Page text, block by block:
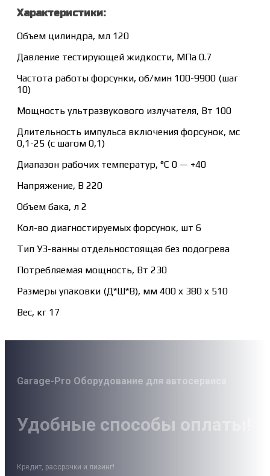
Характеристики:
Объем цилиндра, мл 120
Давление тестирующей жидкости, МПа 0.7
Частота работы форсунки, об/мин 100-9900 (шаг
10)
Мощность ультразвукового излучателя, Вт 100
Длительность импульса включения форсунок, мс
0,1-25 (с шагом 0,1)
Диапазон рабочих температур, °C 0 — +40
Напряжение, В 220
Объем бака, л 2
Кол-во диагностируемых форсунок, шт 6
Тип УЗ-ванны отдельностоящая без подогрева
Потребляемая мощность, Вт 230
Размеры упаковки (Д*Ш*В), мм 400 x 380 x 510
Вес, кг 17
Garage-Pro Оборудование для автосервиса
Удобные способы оплаты!
Кредит, рассрочки и лизинг!